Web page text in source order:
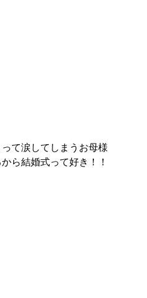
て涙してしまうお母様
ら結婚式って好き！！